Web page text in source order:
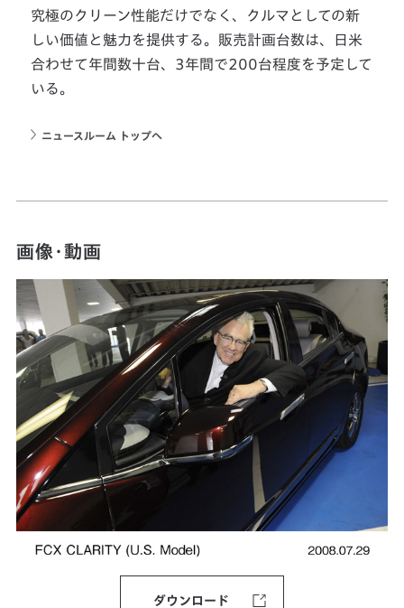
究極のクリーン性能だけでなく、クルマとしての新
しい価値と魅力を提供する。販売計画台数は、日米
合わせて年間数十台、3年間で200台程度を予定して
いる。
ニュースルーム トップへ
画像・動画
ダウンロード